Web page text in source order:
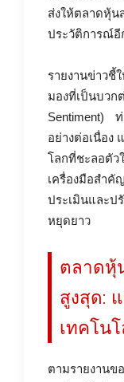
ส่งให้ตลาดหุ้น
ประวัติการณ์อี
รายงานข่าว
มองที่เป็นบ
Sentiment) ท่
อย่างต่อเนื่อง
โลกที่ชะลอตั
เครื่องมือสำคั
ประเมินและป
หยุดยาว
ตลาดหุ้
สูงสุด:
เทคโน
ตามรายงานข